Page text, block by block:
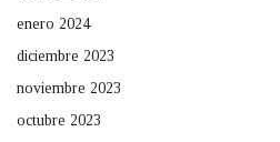
enero 2024
diciembre 2023
noviembre 2023
octubre 2023